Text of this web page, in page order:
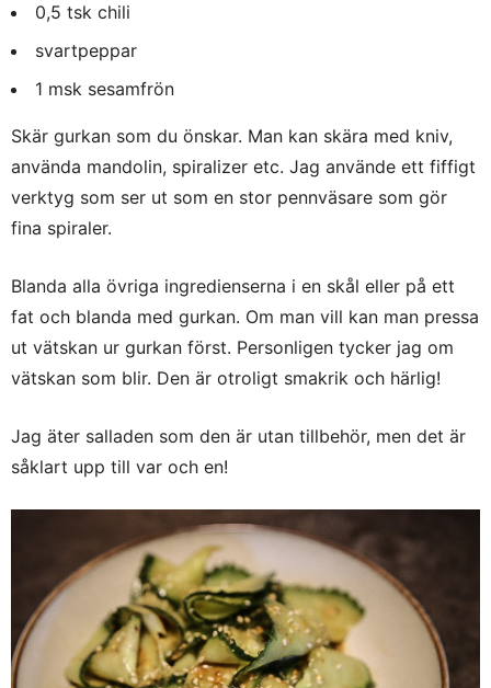
0,5 tsk chili
svartpeppar
1 msk sesamfrön
Skär gurkan som du önskar. Man kan skära med kniv,
använda mandolin, spiralizer etc. Jag använde ett fiffigt
verktyg som ser ut som en stor pennväsare som gör
fina spiraler.
Blanda alla övriga ingredienserna i en skål eller på ett
fat och blanda med gurkan. Om man vill kan man pressa
ut vätskan ur gurkan först. Personligen tycker jag om
vätskan som blir. Den är otroligt smakrik och härlig!
Jag äter salladen som den är utan tillbehör, men det är
såklart upp till var och en!